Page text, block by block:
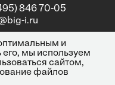
846 70-05
i.ru
и
мы используем
сайтом,
файлов